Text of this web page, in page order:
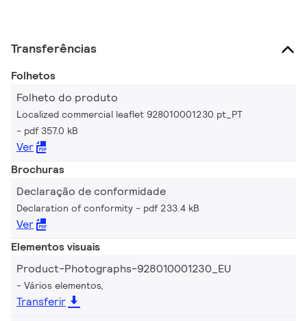
Transferências
Folhetos
Folheto do produto
Localized commercial leaflet 928010001230 pt_PT
pdf 357.0 kB
Ver
Brochuras
Declaração de conformidade
Declaration of conformity pdf 233.4 kB
Ver
Elementos visuais
Product-Photographs-928010001230_EU
Vários elementos,
Transferir